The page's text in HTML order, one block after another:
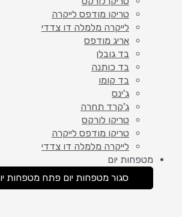
טריקו מודפס לייקרה
לייקרה מלמלה דו צדדי
אריג מודפס
בד גובלן
בד כותנה
בד קומו
ג'ינס
ג'קרד תחרה
טריקו לורקס
טריקו מודפס לייקרה
לייקרה מלמלה דו צדדי
מטפחות יום
סגור מטפחות יום פתח מטפחות